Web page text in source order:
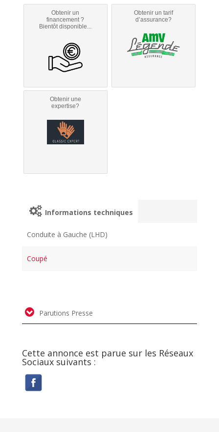
Obtenir un
financement ?
Bientôt disponible...
Obtenir un tarif
d’assurance?
Obtenir une
expertise?
Informations techniques
Conduite à Gauche (LHD)
Coupé
Parutions Presse
Cette annonce est parue sur les Réseaux
Sociaux suivants :